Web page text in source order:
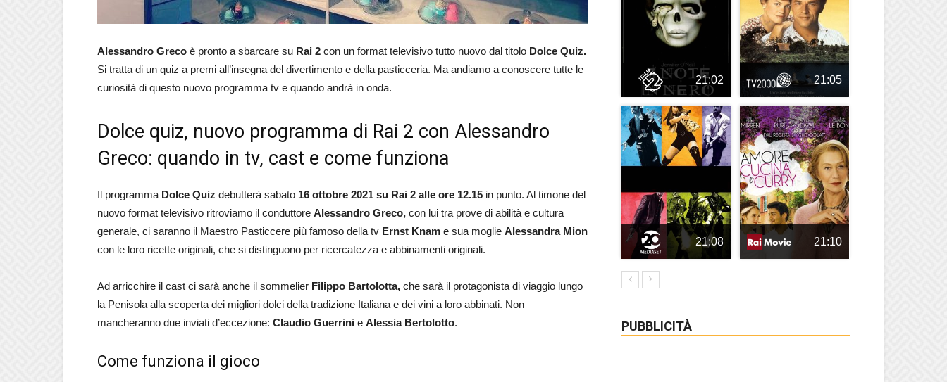
Alessandro Greco è pronto a sbarcare su Rai 2 con un format televisivo tutto nuovo dal titolo Dolce Quiz.
Si tratta di un quiz a premi all’insegna del divertimento e della pasticceria. Ma andiamo a conoscere tutte le
curiosità di questo nuovo programma tv e quando andrà in onda.
Dolce quiz, nuovo programma di Rai 2 con Alessandro
Greco: quando in tv, cast e come funziona
Il programma Dolce Quiz debutterà sabato 16 ottobre 2021 su Rai 2 alle ore 12.15 in punto. Al timone del
nuovo format televisivo ritroviamo il conduttore Alessandro Greco, con lui tra prove di abilità e cultura
generale, ci saranno il Maestro Pasticcere più famoso della tv Ernst Knam e sua moglie Alessandra Mion
con le loro ricette originali, che si distinguono per ricercatezza e abbinamenti originali.
Ad arricchire il cast ci sarà anche il sommelier Filippo Bartolotta, che sarà il protagonista di viaggio lungo
la Penisola alla scoperta dei migliori dolci della tradizione Italiana e dei vini a loro abbinati. Non
mancheranno due inviati d’eccezione: Claudio Guerrini e Alessia Bertolotto.
Come funziona il gioco
21:02 21:05
21:08 21:10
PUBBLICITÀ